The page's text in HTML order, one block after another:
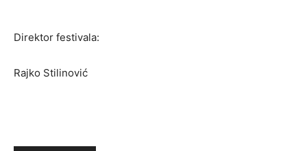
Direktor festivala:
Rajko Stilinović